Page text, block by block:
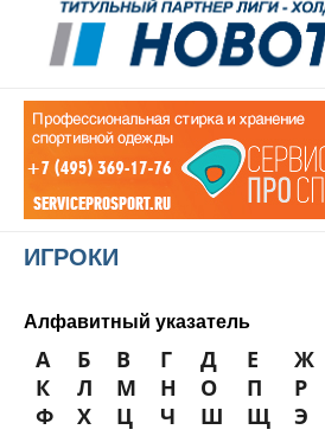
ИГРОКИ
Алфавитный указатель
А Б В Г Д Е Ж
К
Л М Н О П Р
Ф
Х Ц Ч Ш Щ Э